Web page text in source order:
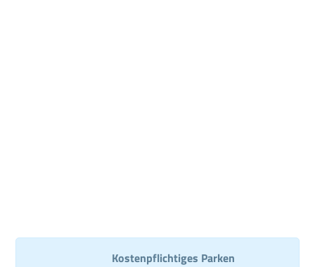
Kostenpflichtiges Parken